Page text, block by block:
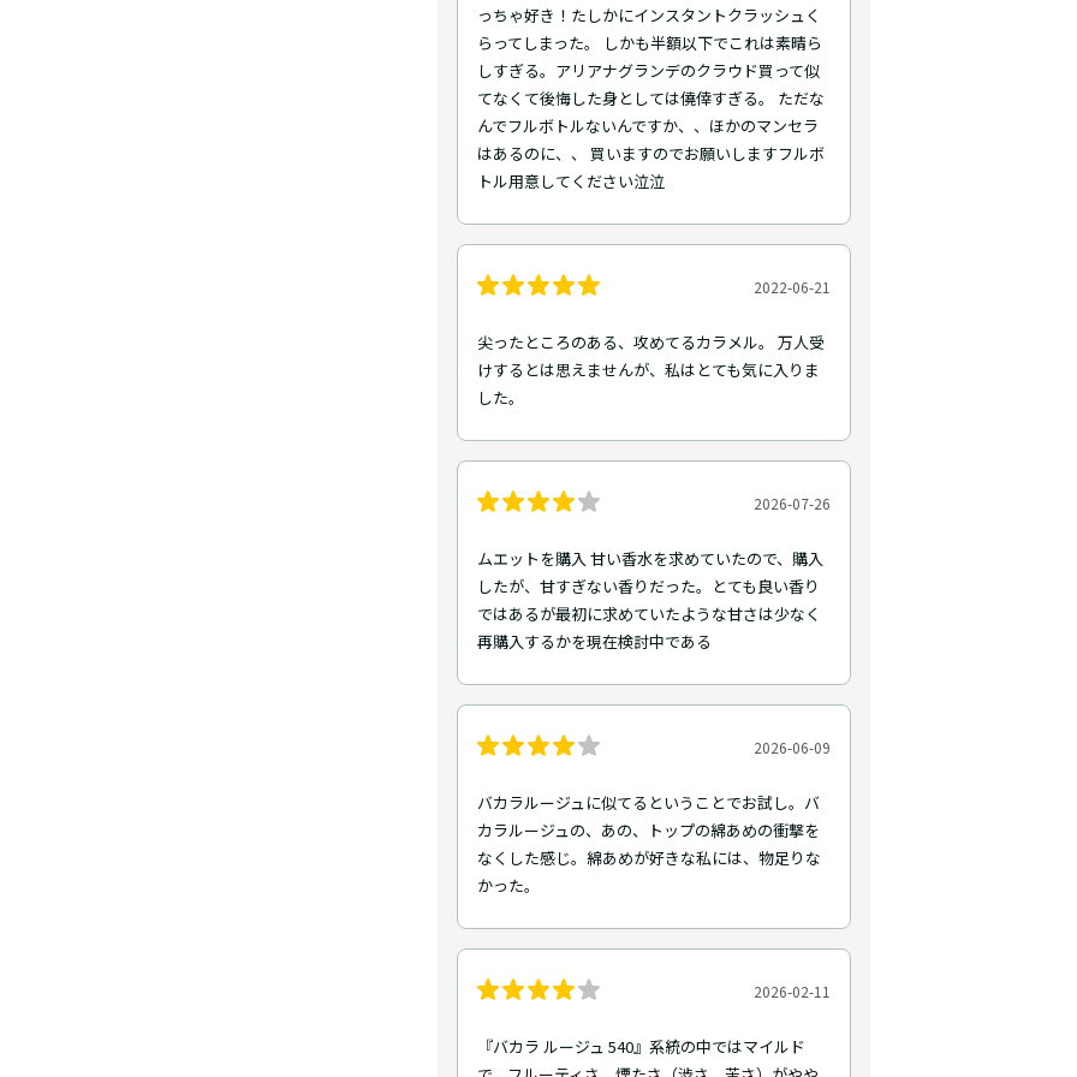
っちゃ好き！たしかにインスタントクラッシュく
らってしまった。 しかも半額以下でこれは素晴ら
しすぎる。アリアナグランデのクラウド買って似
てなくて後悔した身としては僥倖すぎる。 ただな
んでフルボトルないんですか、、ほかのマンセラ
はあるのに、、 買いますのでお願いしますフルボ
トル用意してください泣泣
2022-06-21
尖ったところのある、攻めてるカラメル。 万人受
けするとは思えませんが、私はとても気に入りま
した。
2026-07-26
ムエットを購入 甘い香水を求めていたので、購入
したが、甘すぎない香りだった。とても良い香り
ではあるが最初に求めていたような甘さは少なく
再購入するかを現在検討中である
2026-06-09
バカラルージュに似てるということでお試し。バ
カラルージュの、あの、トップの綿あめの衝撃を
なくした感じ。綿あめが好きな私には、物足りな
かった。
2026-02-11
『バカラ ルージュ 540』系統の中ではマイルド